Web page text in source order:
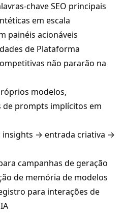
chave SEO principais
em escala
painéis acionáveis
de Plataforma
não pararão na
modelos,
prompts implícitos em
insights → entrada criativa →
campanhas de geração
de memória de modelos
para interações de